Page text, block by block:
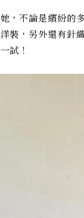
，不論是繽紛的
裝，另外還有針
試！